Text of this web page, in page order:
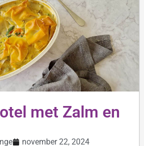
met Zalm en
november 22, 2024